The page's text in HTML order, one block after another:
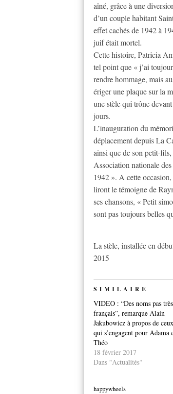
aîné, grâce à une
d’un couple habitant
effet cachés de 1942 à
juif était mortel.
Cette histoire, Patricia
tel point que « j’ai
rendre hommage, mais
ériger une plaque sur la
une stèle qui trône
jours.
L’inauguration du
déplacement depuis La
ainsi que de son petit-
Association nationale
1942 ». A cette
liront le témoigne de
ses chansons, « Petit
sont pas toujours belles
La stèle, installée en
2015
SIMILAIRE
VIDEO : “Des noms pas très
français”, remarque Alain
Jakubowicz à propos de ceux
qui s’engagent pour Adama
Théo
18 février 2017
Dans "Actualités"
happywheels